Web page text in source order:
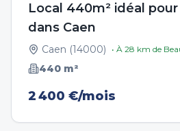
Local 440m² idéal
dans Caen
Caen (14000) • À 28 km de
440 m²
2 400 €/mois